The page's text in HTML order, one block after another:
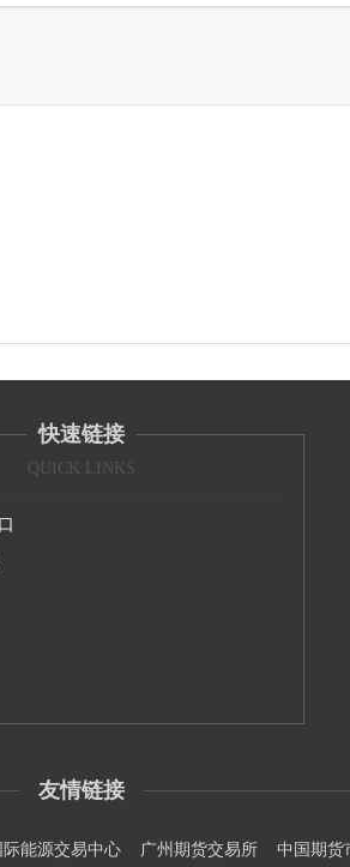
快速链接
QUICK LINKS
友情链接
能源交易中心 广州期货交易所 中国期货